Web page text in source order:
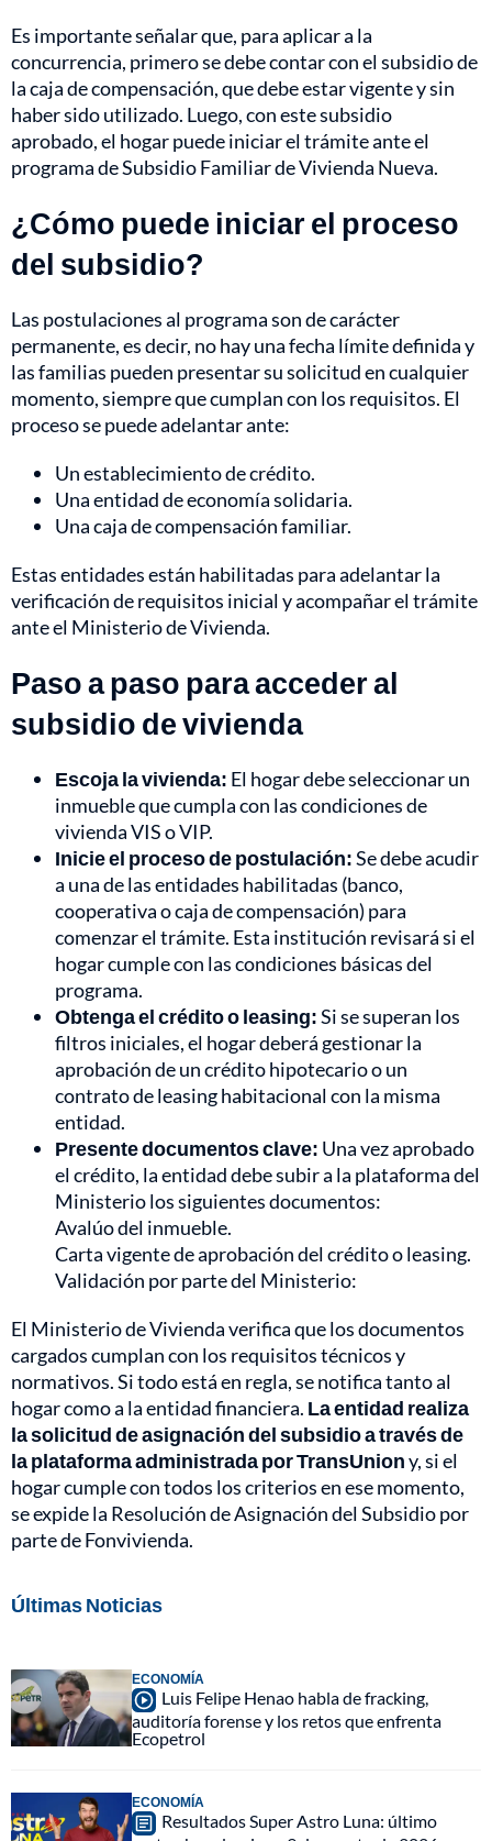
Es importante señalar que, para aplicar a la
concurrencia, primero se debe contar con el subsidio de
la caja de compensación, que debe estar vigente y sin
haber sido utilizado. Luego, con este subsidio
aprobado, el hogar puede iniciar el trámite ante el
programa de Subsidio Familiar de Vivienda Nueva.
¿Cómo puede iniciar el proceso
del subsidio?
Las postulaciones al programa son de carácter
permanente, es decir, no hay una fecha límite definida y
las familias pueden presentar su solicitud en cualquier
momento, siempre que cumplan con los requisitos. El
proceso se puede adelantar ante:
Un establecimiento de crédito.
Una entidad de economía solidaria.
Una caja de compensación familiar.
Estas entidades están habilitadas para adelantar la
verificación de requisitos inicial y acompañar el trámite
ante el Ministerio de Vivienda.
Paso a paso para acceder al
subsidio de vivienda
Escoja la vivienda: El hogar debe seleccionar un
inmueble que cumpla con las condiciones de
vivienda VIS o VIP.
Inicie el proceso de postulación:Se debe acudir
a una de las entidades habilitadas (banco,
cooperativa o caja de compensación) para
comenzar el trámite. Esta institución revisará si el
hogar cumple con las condiciones básicas del
programa.
Obtenga el crédito o leasing:Si se superan los
filtros iniciales, el hogar deberá gestionar la
aprobación de un crédito hipotecario o un
contrato de leasing habitacional con la misma
entidad.
Presente documentos clave: Una vez aprobado
el crédito, la entidad debe subir a la plataforma del
Ministerio los siguientes documentos:
Avalúo del inmueble.
Carta vigente de aprobación del crédito o leasing.
Validación por parte del Ministerio:
El Ministerio de Vivienda verifica que los documentos
cargados cumplan con los requisitos técnicos y
normativos. Si todo está en regla, se notifica tanto al
hogar como a la entidad financiera. La entidad realiza
la solicitud de asignación del subsidio a través de
la plataforma administrada por TransUniony, si el
hogar cumple con todos los criterios en ese momento,
se expide la Resolución de Asignación del Subsidio por
parte de Fonvivienda.
Últimas Noticias
ECONOMÍA
Luis Felipe Henao habla de fracking,
auditoría forense y los retos que enfrenta
Ecopetrol
ECONOMÍA
Resultados Super Astro Luna: último